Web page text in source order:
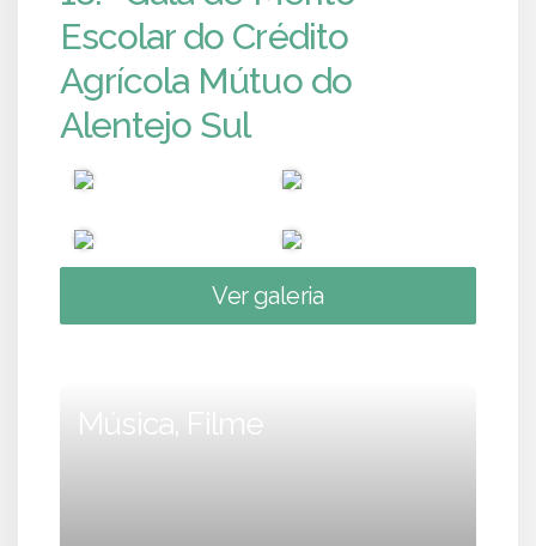
Escolar do Crédito
Agrícola Mútuo do
Alentejo Sul
Ver galeria
Música, Filme